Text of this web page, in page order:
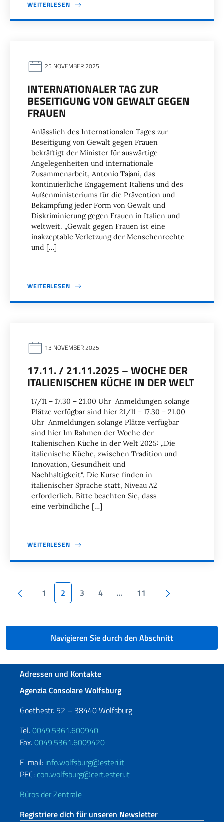
WEITERLESEN
25 NOVEMBER 2025
INTERNATIONALER TAG ZUR
BESEITIGUNG VON GEWALT GEGEN
FRAUEN
Anlässlich des Internationalen Tages zur
Beseitigung von Gewalt gegen Frauen
bekräftigt der Minister für auswärtige
Angelegenheiten und internationale
Zusammenarbeit, Antonio Tajani, das
kontinuierliche Engagement Italiens und des
Außenministeriums für die Prävention und
Bekämpfung jeder Form von Gewalt und
Diskriminierung gegen Frauen in Italien und
weltweit. „Gewalt gegen Frauen ist eine
inakzeptable Verletzung der Menschenrechte
und […]
WEITERLESEN
13 NOVEMBER 2025
17.11. / 21.11.2025 – WOCHE DER
ITALIENISCHEN KÜCHE IN DER WELT
17/11 – 17.30 – 21.00 Uhr Anmeldungen solange
Plätze verfügbar sind hier 21/11 – 17.30 – 21.00
Uhr Anmeldungen solange Plätze verfügbar
sind hier Im Rahmen der Woche der
Italienischen Küche in der Welt 2025: „Die
italienische Küche, zwischen Tradition und
Innovation, Gesundheit und
Nachhaltigkeit“. Die Kurse finden in
italienischer Sprache statt, Niveau A2
erforderlich. Bitte beachten Sie, dass
eine verbindliche […]
WEITERLESEN
Seitennummerierung
Vorherige Seite
1 2 3 4 … 11
Navigieren Sie durch den Abschnitt
Fußbereich
Adressen und Kontakte
Agenzia Consolare Wolfsburg
Goethestr. 52 – 38440 Wolfsburg
Tel.0049.5361.600940
Fax.0049.5361.6009420
E-mail: info.wolfsburg@esteri.it
PEC: con.wolfsburg@cert.esteri.it
Büros der Zentrale
Registriere dich für unseren Newsletter